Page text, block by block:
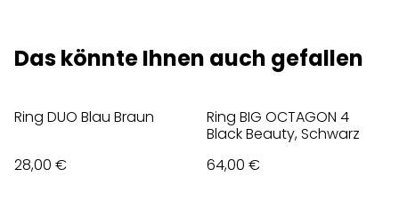
Das könnte Ihnen auch gefallen
Ring DUO Blau Braun
28,00 €
Ring BIG OCTAGON 4
Black Beauty, Schwarz
64,00 €